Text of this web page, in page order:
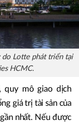
do Lotte phát triển tại
HCMC.
quy mô giao dịch
giá trị tài sản của
nhất. Nếu được